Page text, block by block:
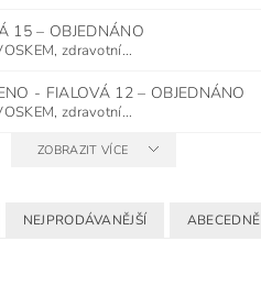
15– OBJEDNÁNO
zdravotní...
- FIALOVÁ 12– OBJEDNÁNO
zdravotní...
ZOBRAZIT VÍCE
NEJPRODÁVANĚJŠÍ ABECEDNĚ